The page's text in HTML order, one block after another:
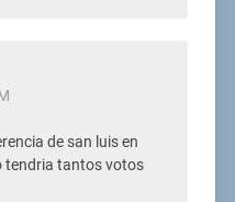
de san luis en
tendria tantos votos